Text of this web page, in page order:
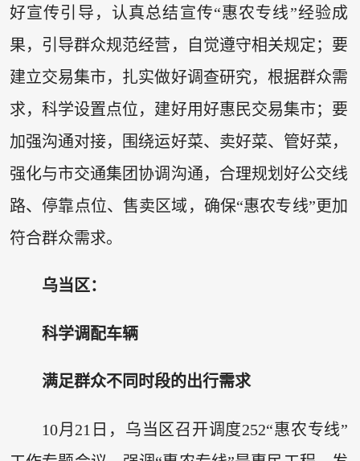
好宣传引导，认真总结宣传“惠农专线”经验成
果，引导群众规范经营，自觉遵守相关规定；要
建立交易集市，扎实做好调查研究，根据群众需
求，科学设置点位，建好用好惠民交易集市；要
加强沟通对接，围绕运好菜、卖好菜、管好菜，
强化与市交通集团协调沟通，合理规划好公交线
路、停靠点位、售卖区域，确保“惠农专线”更加
符合群众需求。
乌当区：
科学调配车辆
满足群众不同时段的出行需求
10月21日，乌当区召开调度252“惠农专线”